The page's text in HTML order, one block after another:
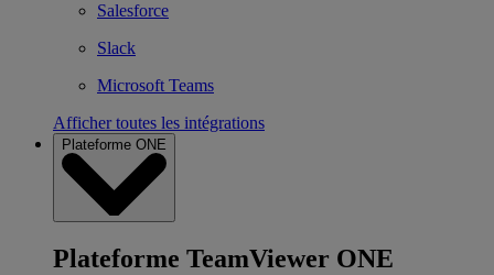
Salesforce
Slack
Microsoft Teams
Afficher toutes les intégrations
Plateforme ONE
Plateforme TeamViewer ONE